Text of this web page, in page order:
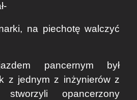
na piechotę walczyć
pancernym był
z jednym z inżynierów z
opancerzony